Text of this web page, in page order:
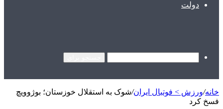
دولت
خانه/ورزش > فوتبال ایران/شوک به استقلال خوزستان؛ بوژوویچ
فسخ کرد